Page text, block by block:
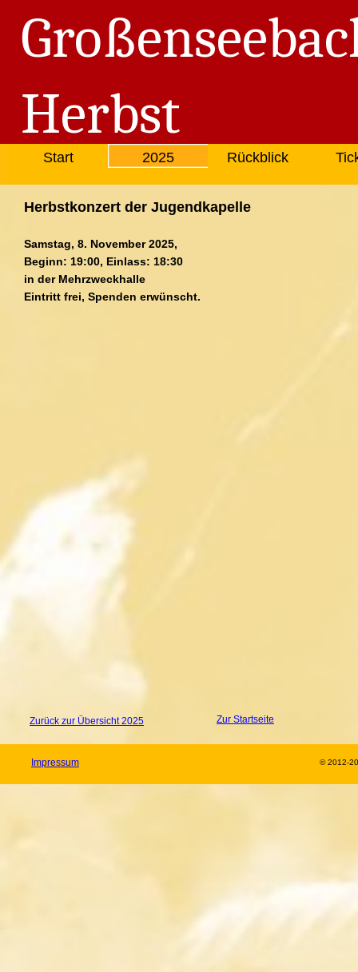
Herbst
Start 2025 Rückblick
Zurück zur Übersicht 2025 Zur Startseite
Herbstkonzert der Jugendkapelle
Samstag, 8. November 2025,
Beginn: 19:00, Einlass: 18:30
in der Mehrzweckhalle
Eintritt frei, Spenden erwünscht.
© 2012-
Impressum